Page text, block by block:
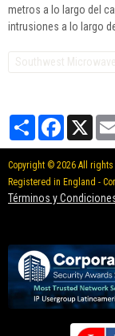
metros a lo largo del
intrusiones a lo largo
Southwest Microwave
PartagerFacebook
X
Copyright © 2026 All rights
Registered in England -
Términos y